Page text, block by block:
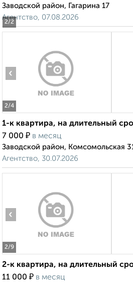
2/2
Заводской район, Гагарина 17
Агентство, 07.08.2026
2/4
‹
1-к квартира, на длительный
7 000 ₽ в месяц
Заводской район, Комсомольская
Агентство, 30.07.2026
2/9
‹
2-к квартира, на длительный
11 000 ₽ в месяц